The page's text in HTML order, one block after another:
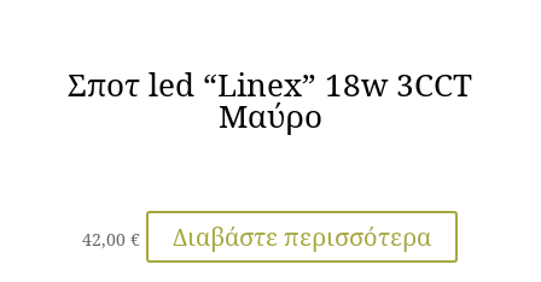
Σποτ led “Linex” 18w 3CCT
Μαύρο
42,00€ Διαβάστε περισσότερα